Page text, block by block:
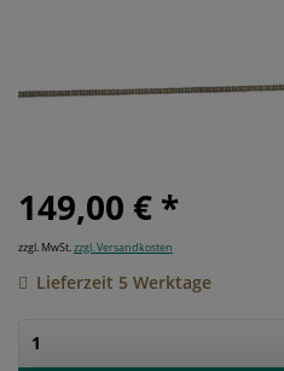
149,00 € *
zzgl. MwSt.zzgl. Versandkosten
Lieferzeit 5 Werktage
1